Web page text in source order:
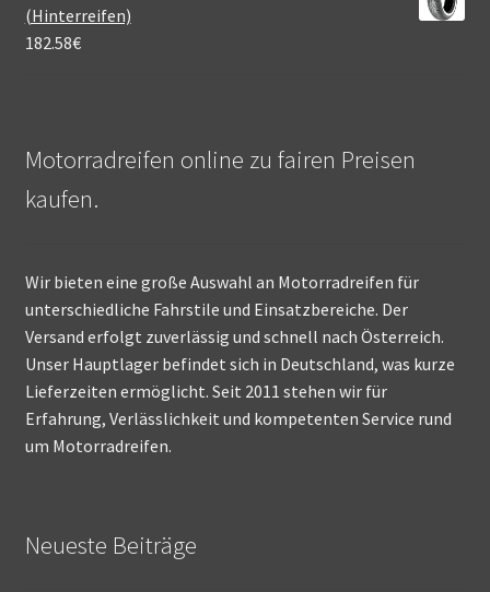
(Hinterreifen)
182.58€
Motorradreifen online zu fairen Preisen
kaufen.
Wir bieten eine große Auswahl an Motorradreifen für
unterschiedliche Fahrstile und Einsatzbereiche. Der
Versand erfolgt zuverlässig und schnell nach Österreich.
Unser Hauptlager befindet sich in Deutschland, was kurze
Lieferzeiten ermöglicht. Seit 2011 stehen wir für
Erfahrung, Verlässlichkeit und kompetenten Service rund
um Motorradreifen.
Neueste Beiträge